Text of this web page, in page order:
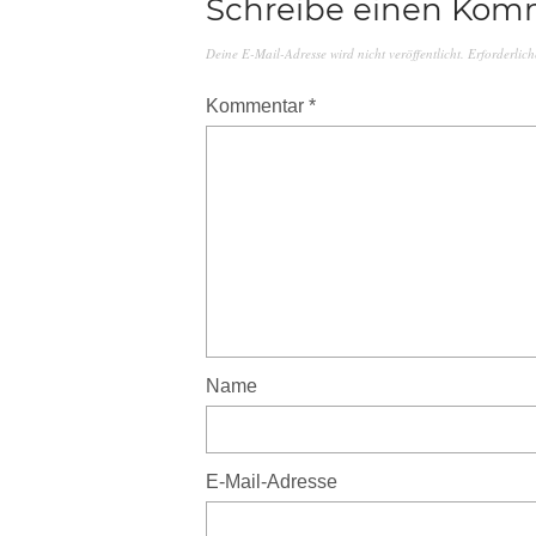
Schreibe einen
Deine E-Mail-Adresse wird nicht veröffentlicht.
Kommentar *
Name
E-Mail-Adresse